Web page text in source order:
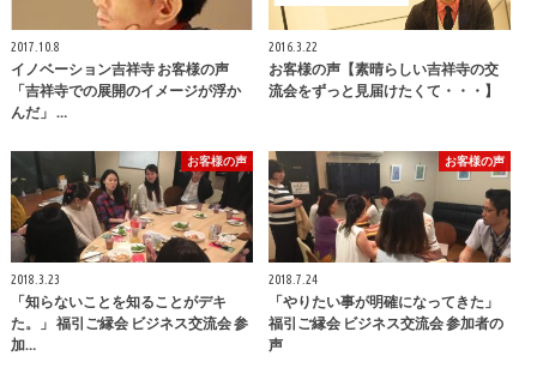
2017.10.8
イノベーション吉祥寺 お客様の声
「吉祥寺での展開のイメージが浮か
んだ」 …
2016.3.22
お客様の声【素晴らしい吉祥寺の交
流会をずっと見届けたくて・・・】
お客様の声
2018.3.23
「知らないことを知ることがデキ
た。」 福引ご縁会 ビジネス交流会 参
加…
お客様の声
2018.7.24
「やりたい事が明確になってきた」
福引ご縁会 ビジネス交流会 参加者の
声